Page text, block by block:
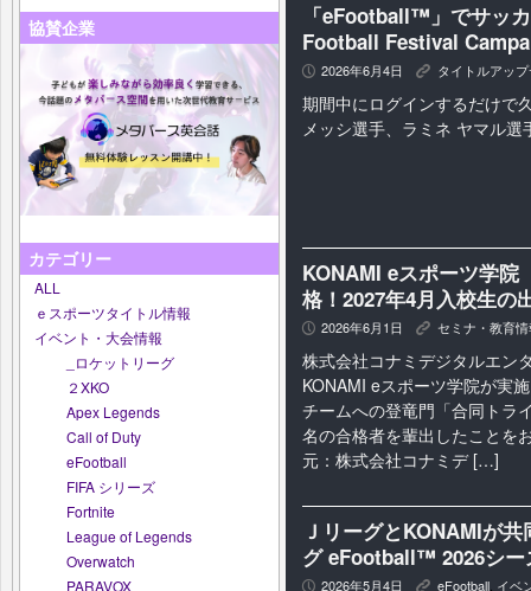
協賛企業
カテゴリー
ALL
ｅスポーツタイトル情報
イベント・大会情報
_ロケットリーグ
２XKO
Apex Legends
Call of Duty
eFootball
FIFA シリーズ
Fortnite
League of Legends
Overwatch
PARAVOX
「eFootball™」でサッ
Football Festival
P 2026年6月4日 K タイトルアッ
期間中にログインするだけで
メッシ選手、ラミネ ヤマル選
KONAMI eスポーツ学院
格！2027年4月入校生の
P 2026年6月1日 K セミナ・教育
株式会社コナミデジタルエン
KONAMI eスポーツ学院が実
チームへの登竜門「合同トラ
名の合格者を輩出したことを
元：株式会社コナミデ […]
ＪリーグとKONAMIが
グ eFootball™ 2026シー
P 2026年5月4日 K eFootball イベ